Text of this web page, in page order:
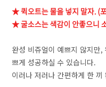
★ 퀵오트는 물을 넣지 말자. (
★굴소스는 색감이 안좋으니
완성 비쥬얼이 예쁘지 않지만
쁘게 성공하실 수 있습니다.
이러나 저러나 간편하게 한 끼